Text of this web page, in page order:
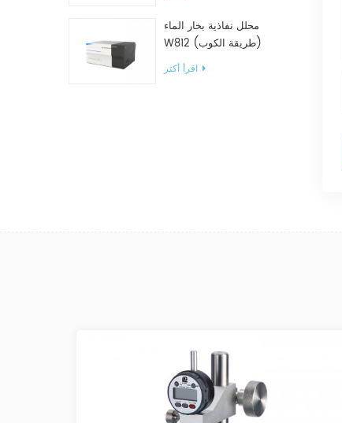
محلل نفاذية بخار الماء
W812 (طريقة الكوب)
اقرأ أكثر